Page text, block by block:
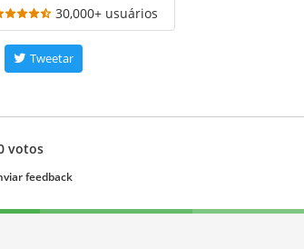
30,000+ usuários
Tweetar
votos
feedback